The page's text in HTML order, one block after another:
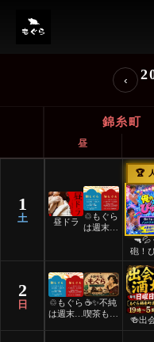
ノンハプバ
‹
錦糸町
昼
1
土 昼ドラ
♲もぐら
は週末祝
🏆
🔫💦
砲！
2
日
♲もぐら
は週末祝
☕️✨不純
喫茶もぐ
🍻出